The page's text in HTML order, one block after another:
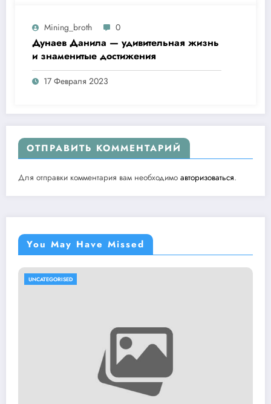
Mining_broth 0
Дунаев Данила — удивительная жизнь
и знаменитые достижения
17 Февраля 2023
ОТПРАВИТЬ КОММЕНТАРИЙ
Для отправки комментария вам необходимо авторизоваться.
You May Have Missed